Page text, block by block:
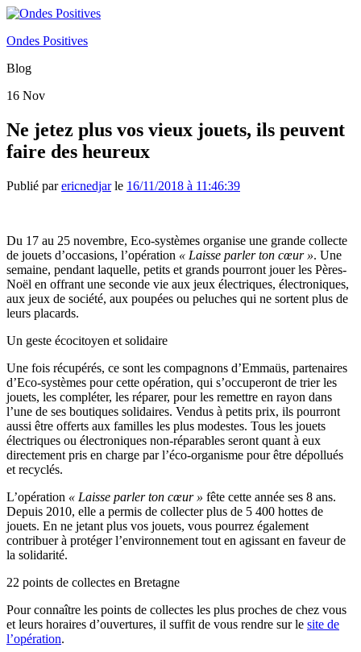
Ondes Positives
Blog
16 Nov
Ne jetez plus vos vieux jouets, ils peuvent
faire des heureux
Publié parericnedjarle 16/11/2018 à 11:46:39
Du 17 au 25 novembre, Eco-systèmes organise une grande collecte
de jouets d’occasions, l’opération « Laisse parler ton cœur ». Une
semaine, pendant laquelle, petits et grands pourront jouer les Pères-
Noël en offrant une seconde vie aux jeux électriques, électroniques,
aux jeux de société, aux poupées ou peluches qui ne sortent plus de
leurs placards.
Un geste écocitoyen et solidaire
Une fois récupérés, ce sont les compagnons d’Emmaüs, partenaires
d’Eco-systèmes pour cette opération, qui s’occuperont de trier les
jouets, les compléter, les réparer, pour les remettre en rayon dans
l’une de ses boutiques solidaires. Vendus à petits prix, ils pourront
aussi être offerts aux familles les plus modestes. Tous les jouets
électriques ou électroniques non-réparables seront quant à eux
directement pris en charge par l’éco-organisme pour être dépollués
et recyclés.
L’opération « Laisse parler ton cœur » fête cette année ses 8 ans.
Depuis 2010, elle a permis de collecter plus de 5 400 hottes de
jouets. En ne jetant plus vos jouets, vous pourrez également
contribuer à protéger l’environnement tout en agissant en faveur de
la solidarité.
22 points de collectes en Bretagne
Pour connaître les points de collectes les plus proches de chez vous
et leurs horaires d’ouvertures, il suffit de vous rendre sur le site de
l’opération.